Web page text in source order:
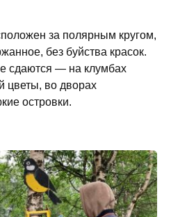
за полярным кругом,
без буйства красок.
сдаются — на клумбах
цветы, во дворах
островки.